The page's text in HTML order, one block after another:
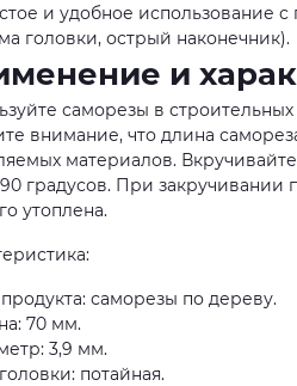
и удобное использование
головки, острый наконечник).
и
саморезы в
внимание, что длина
материалов.
градусов. При закручивании
утоплена.
саморезы по дереву.
70 мм.
3,9 мм.
потайная.